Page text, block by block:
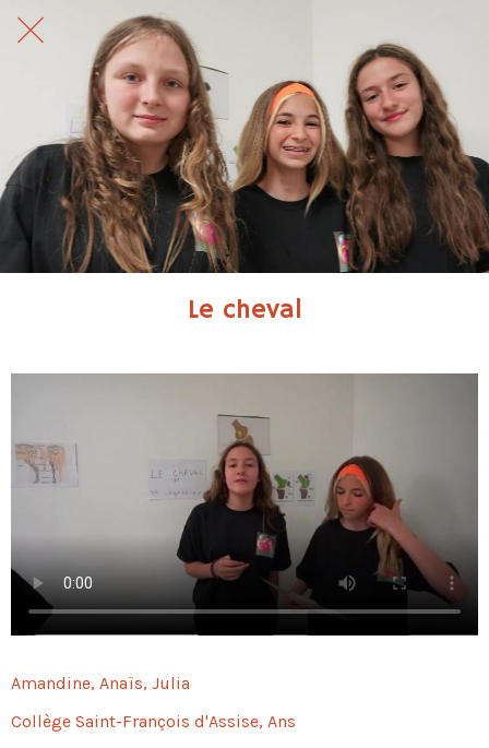
Le cheval
Amandine, Anaïs, Julia
Collège Saint-François d'Assise, Ans